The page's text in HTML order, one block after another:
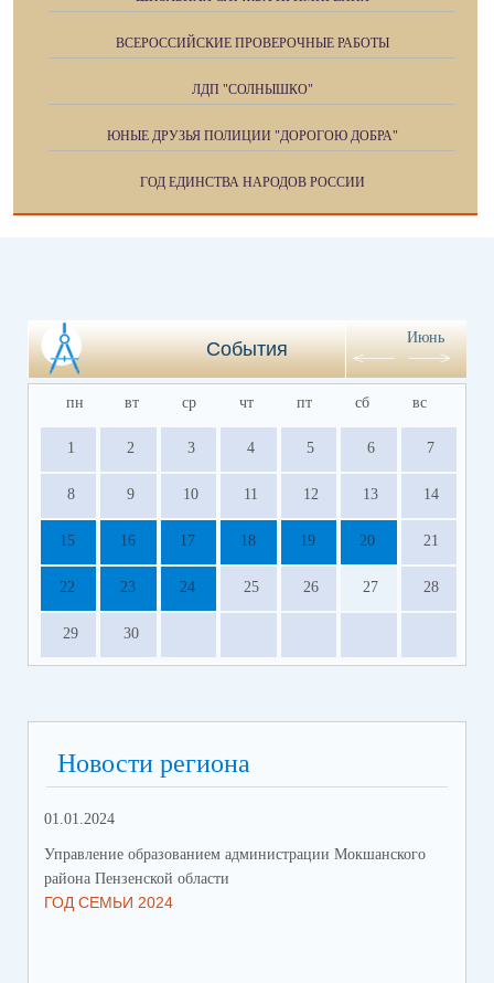
ВСЕРОССИЙСКИЕ ПРОВЕРОЧНЫЕ РАБОТЫ
ЛДП "СОЛНЫШКО"
ЮНЫЕ ДРУЗЬЯ ПОЛИЦИИ "ДОРОГОЮ ДОБРА"
ГОД ЕДИНСТВА НАРОДОВ РОССИИ
События
Июнь
пн вт ср чт пт сб вс
1 2 3 4 5 6 7
8 9 10 11 12 13 14
15 16 17 18 19 20 21
22 23 24 25 26 27 28
29 30
Новости региона
01.01.2024
Управление образованием администрации Мокшанского
района Пензенской области
ГОД СЕМЬИ 2024